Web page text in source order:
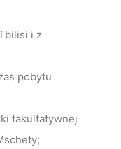
i z
pobytu
fakultatywnej